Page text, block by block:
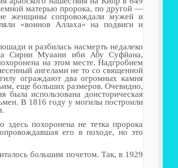
матерью пророка, по другой —
женщины сопровождали мужей и
«воинов Аллаха» на подвиги и
и разбилась насмерть недалеко
Сирии Муааии иби Абу Суфйана,
на этом месте. Надгробием
ангелами не то со священной
ограждают два огромных камня
еще больших размеров. Очевидно,
была использована доисторическая
В 1816 году у могилы построили
здесь похоронена не тетка пророка
его в походе, но это
большим почетом. Так, в 1929